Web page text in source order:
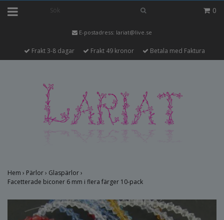
0
E-postadress: lariat@live.se
Frakt 3-8 dagar Frakt 49 kronor Betala med Faktura
Hem › Pärlor› Glaspärlor›
Facetterade biconer 6 mm i flera färger 10-pack